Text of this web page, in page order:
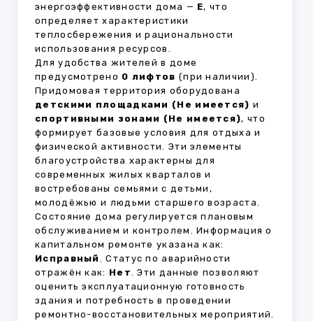
энергоэффективности дома — E, что
определяет характеристики
теплосбережения и рациональности
использования ресурсов.
Для удобства жителей в доме
предусмотрено 0 лифтов (при наличии).
Придомовая территория оборудована
детскими площадками (Не имеется) и
спортивными зонами (Не имеется), что
формирует базовые условия для отдыха и
физической активности. Эти элементы
благоустройства характерны для
современных жилых кварталов и
востребованы семьями с детьми,
молодёжью и людьми старшего возраста.
Состояние дома регулируется плановым
обслуживанием и контролем. Информация о
капитальном ремонте указана как:
Исправный . Статус по аварийности
отражён как: Нет. Эти данные позволяют
оценить эксплуатационную готовность
здания и потребность в проведении
ремонтно-восстановительных мероприятий.